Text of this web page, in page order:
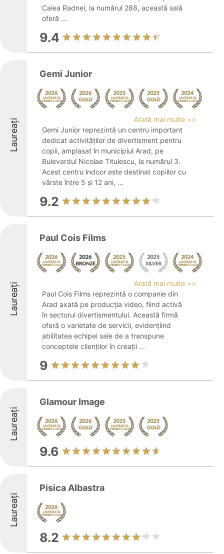
Calea Radnei, la numărul 288, această sală
oferă ...
9.4
Laureați
Gemi Junior
Arată mai multe >>
Gemi Junior reprezintă un centru important
dedicat activităților de divertisment pentru
copii, amplasat în municipiul Arad, pe
Bulevardul Nicolae Titulescu, la numărul 3.
Acest centru indoor este destinat copiilor cu
vârste între 5 și 12 ani, ...
9.2
Laureați
Paul Cois Films
Arată mai multe >>
Paul Cois Films reprezintă o companie din
Arad axată pe producția video, fiind activă
în sectorul divertismentului. Această firmă
oferă o varietate de servicii, evidențiind
abilitatea echipei sale de a transpune
conceptele clienților în creații ...
9
Laureați
Glamour Image
9.6
Laureați
Pisica Albastra
8.2